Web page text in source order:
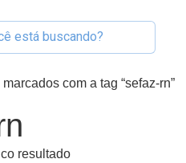
com a tag “sefaz-rn”
resultado